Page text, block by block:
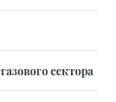
сектора